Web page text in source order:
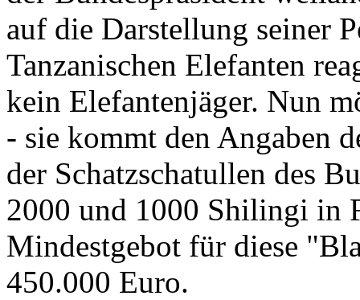
auf die Darstellung seiner
Tanzanischen Elefanten
kein Elefantenjäger. Nun
- sie kommt den Angaben
der Schatzschatullen des
2000 und 1000 Shilingi in
Mindestgebot für diese
450.000 Euro.